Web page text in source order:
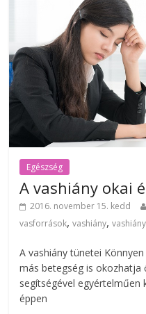
Egészség
A vashiány okai
2016. november 15. kedd
vasforrások,vashiány,
A vashiány tünetei
más betegség is okozhatja
segítségével
éppen